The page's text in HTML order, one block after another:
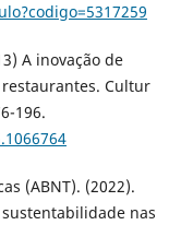
A inovação de
Cultur
196.
(ABNT). (2022).
nas